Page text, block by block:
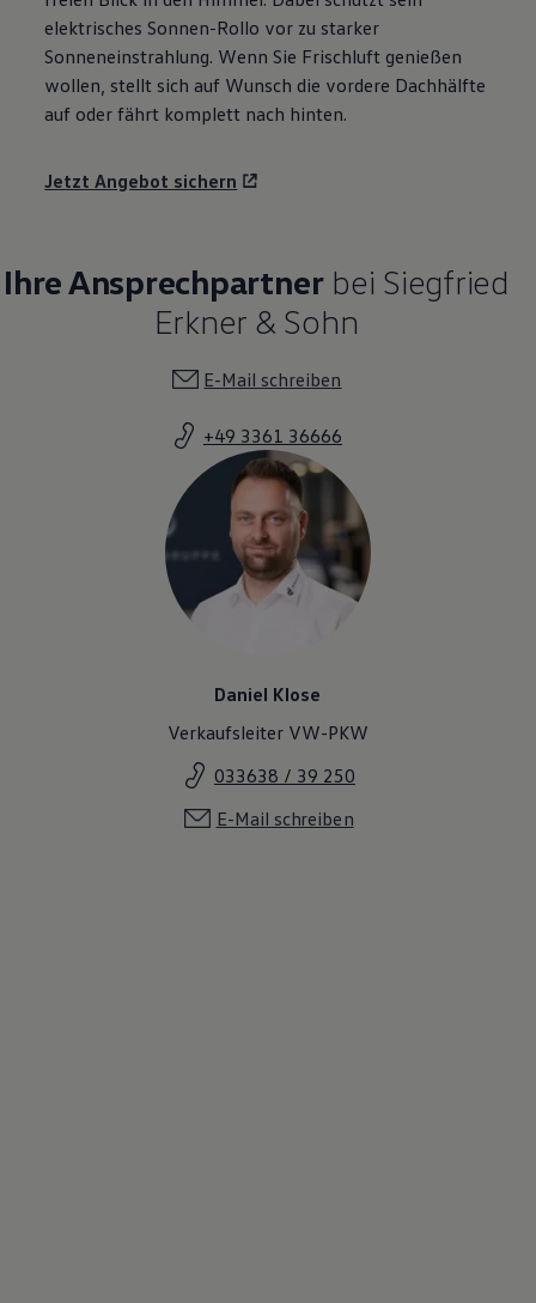
elektrisches Sonnen-Rollo vor zu starker
Sonneneinstrahlung. Wenn Sie Frischluft genießen
wollen, stellt sich auf Wunsch die vordere Dachhälfte
auf oder fährt komplett nach hinten.
Jetzt Angebot sichern
Ihre Ansprechpartnerbei Siegfried
Erkner & Sohn
E-Mail schreiben
+49 3361 36666
Daniel Klose
Verkaufsleiter VW-PKW
033638 / 39 250
E-Mail schreiben